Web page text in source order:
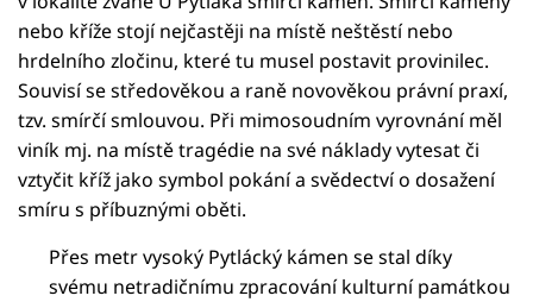
nebo kříže stojí nejčastěji na místě neštěstí nebo
hrdelního zločinu, které tu musel postavit provinilec.
Souvisí se středověkou a raně novověkou právní praxí,
tzv. smírčí smlouvou. Při mimosoudním vyrovnání měl
viník mj. na místě tragédie na své náklady vytesat či
vztyčit kříž jako symbol pokání a svědectví o dosažení
smíru s příbuznými oběti.
Přes metr vysoký Pytlácký kámen se stal díky
svému netradičnímu zpracování kulturní památkou